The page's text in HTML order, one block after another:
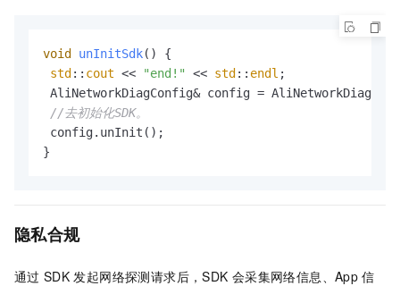
void unInitSdk()
{
std :: cout << "end!" << std :: endl ;
AliNetworkDiagConfig& config =
//去初始化SDK。
config.unInit();
}
隐私合规
通过 SDK 发起网络探测请求后，SDK 会采集网络信息、App 信